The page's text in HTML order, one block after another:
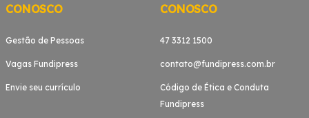
CONOSCO
Gestão de Pessoas
Vagas Fundipress
Envie seu currículo
CONOSCO
47 3312 1500
contato@fundipress.com.br
Código de Ética e Conduta
Fundipress